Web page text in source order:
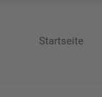
Startseite